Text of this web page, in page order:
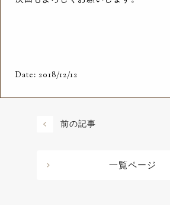
Date: 2018/12/12
前の記事
一覧ページ